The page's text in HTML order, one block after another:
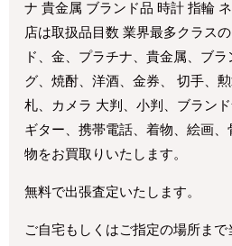
ナ 貴金属 ブランド品 時計 指輪
店は取扱品目数 業界最多クラス
ド、金、プラチナ、貴金属、ブ
グ、焼酎、洋酒、金券、 切手、
札、カメラ 大判、小判、ブラン
ギター、携帯電話、着物、絵画
物をお買取りいたします。
無料で出張査定いたします。
ご自宅もしくはご指定の場所まで